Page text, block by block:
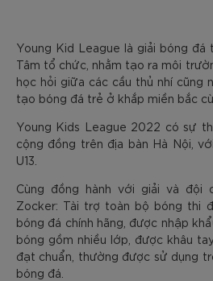
Young Kid League là giải bóng đá
Tâm tổ chức, nhằm tạo ra môi
học hỏi giữa các cầu thủ nhí cũng
tạo bóng đá trẻ ở khắp miền bắc
Young Kids League 2022 có sự
cộng đồng trên địa bàn Hà Nội,
U13.
Cùng đồng hành với giải và đội
Zocker: Tài trợ toàn bộ bóng thi
bóng đá chính hãng, được nhập
bóng gồm nhiều lớp, được khâu
đạt chuẩn, thường được sử dụng
bóng đá.